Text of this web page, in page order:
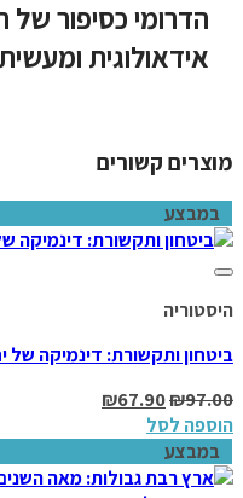
הדרומי כסיפור
אידאולוגית
מוצרים קשורים
במבצע
Add to wishlist
היסטוריה
ביטחון ותקשורת: דינמיקה של
₪97.00
₪67.90
הוספה לסל
במבצע